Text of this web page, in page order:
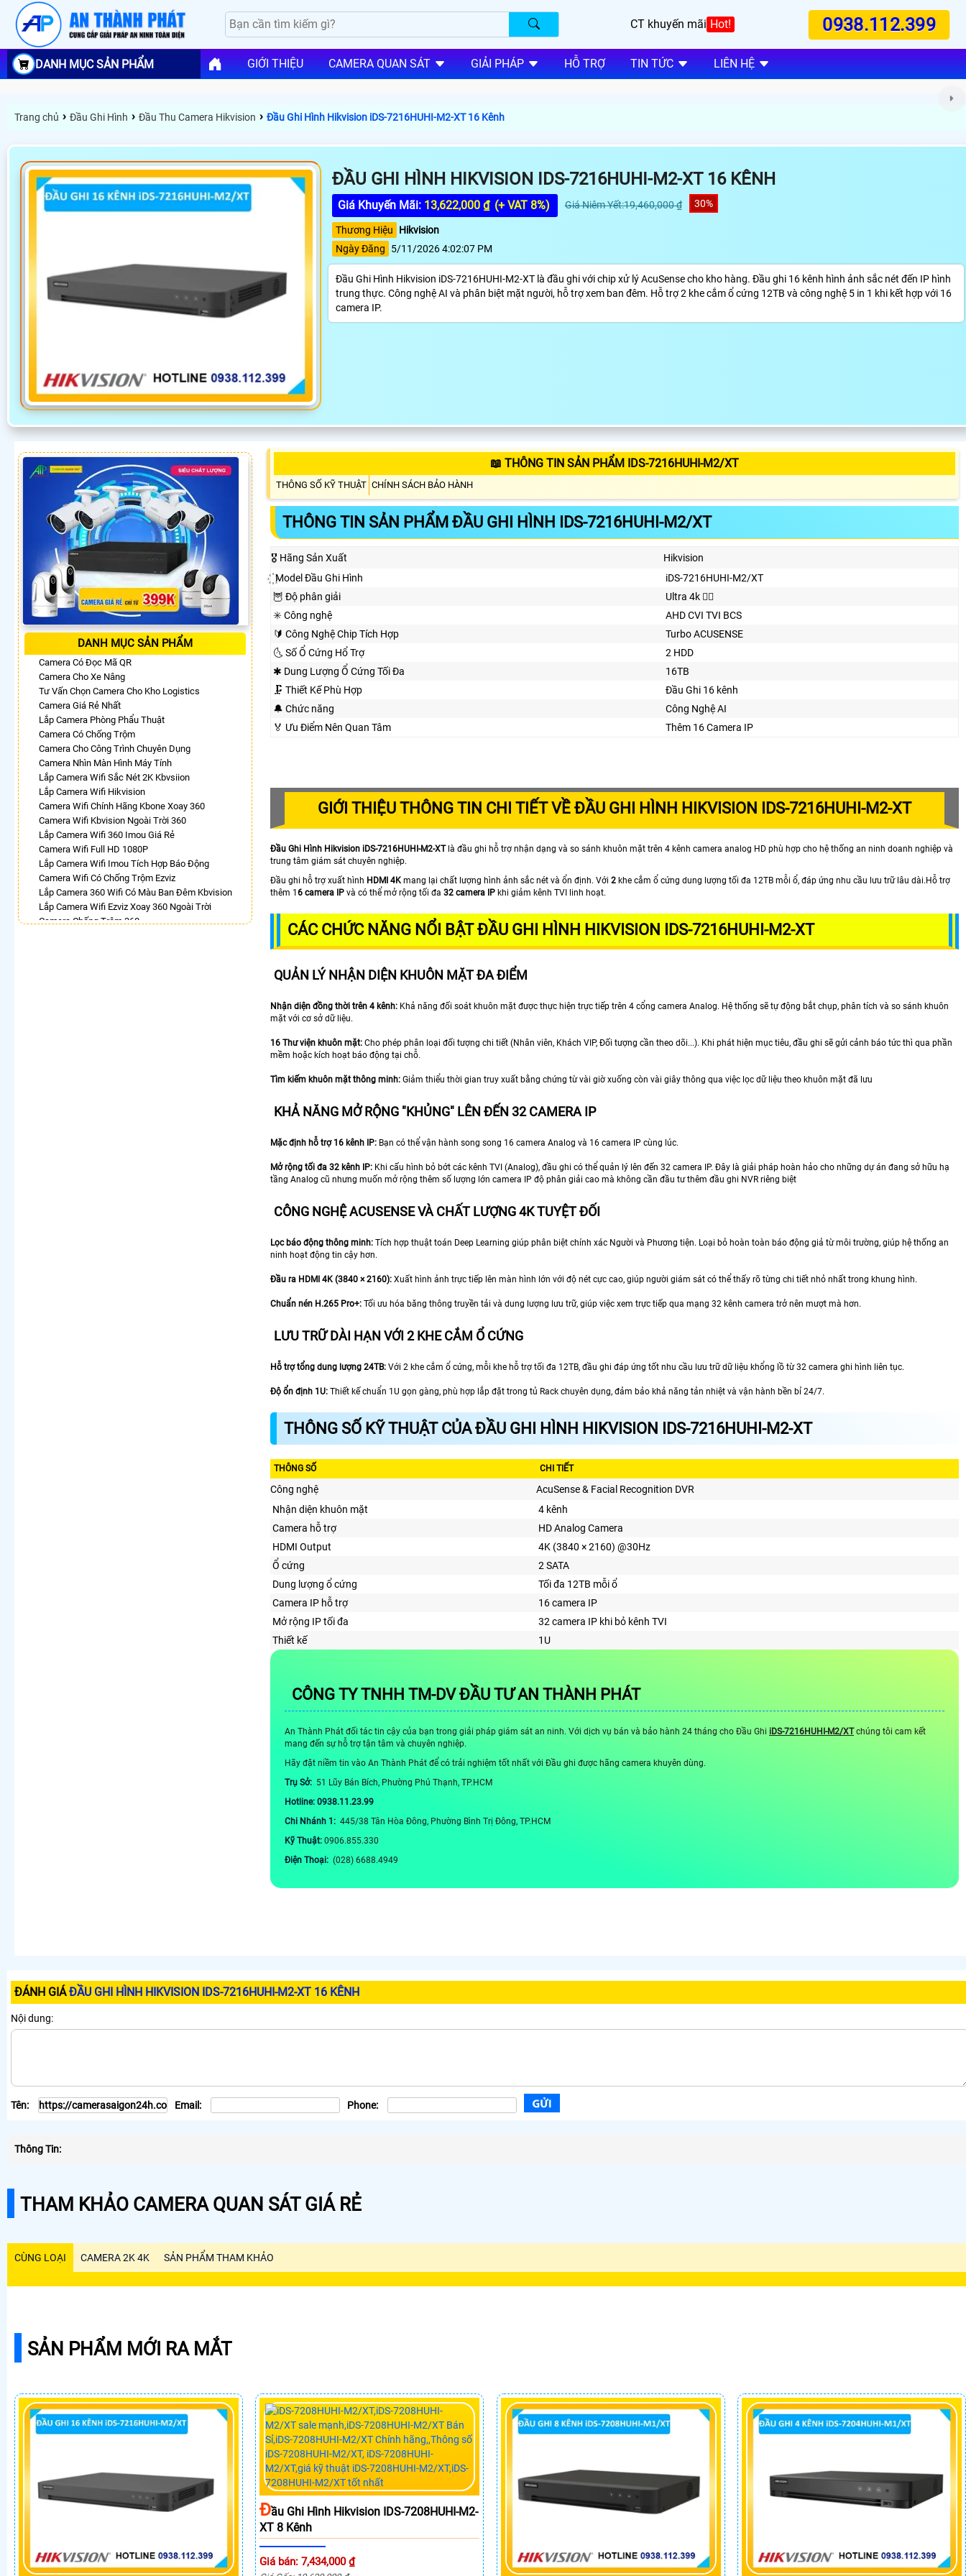
CT khuyến mãi Hot! 0938.112.399
DANH MỤC SẢN PHẨM GIỚI THIỆU CAMERA QUAN SÁT GIẢI PHÁP HỖ TRỢ TIN TỨC LIÊN HỆ
Trang chủ › Đầu Ghi Hình › Đầu Thu Camera Hikvision › Đầu Ghi Hình Hikvision iDS-7216HUHI-M2-XT 16 Kênh
ĐẦU GHI HÌNH HIKVISION IDS-7216HUHI-M2-XT 16 KÊNH
Giá Khuyến Mãi: 13,622,000 ₫ (+ VAT 8%) Giá Niêm Yết:19,460,000 ₫ 30%
Thương Hiệu
Hikvision
Ngày Đăng
5/11/2026 4:02:07 PM
Đầu Ghi Hình Hikvision iDS-7216HUHI-M2-XT là đầu ghi với chip xử lý AcuSense cho kho hàng. Đầu ghi 16 kênh hình ảnh sắc nét đến IP hình
trung thực. Công nghệ AI và phân biệt mặt người, hỗ trợ xem ban đêm. Hỗ trợ 2 khe cắm ổ cứng 12TB và công nghệ 5 in 1 khi kết hợp với 16
camera IP.
DANH MỤC SẢN PHẨM
Camera Có Đọc Mã QR
Camera Cho Xe Nâng
Tư Vấn Chọn Camera Cho Kho Logistics
Camera Giá Rẻ Nhất
Lắp Camera Phòng Phẩu Thuật
Camera Có Chống Trộm
Camera Cho Công Trình Chuyên Dụng
Camera Nhìn Màn Hình Máy Tính
Lắp Camera Wifi Sắc Nét 2K Kbvsiion
Lắp Camera Wifi Hikvision
Camera Wifi Chính Hãng Kbone Xoay 360
Camera Wifi Kbvision Ngoài Trời 360
Lắp Camera Wifi 360 Imou Giá Rẻ
Camera Wifi Full HD 1080P
Lắp Camera Wifi Imou Tích Hợp Báo Động
Camera Wifi Có Chống Trộm Ezviz
Lắp Camera 360 Wifi Có Màu Ban Đêm Kbvision
Lắp Camera Wifi Ezviz Xoay 360 Ngoài Trời
Camera Chống Trộm 360
📖 THÔNG TIN SẢN PHẨM IDS-7216HUHI-M2/XT
THÔNG SỐ KỸ THUẬT CHÍNH SÁCH BẢO HÀNH
THÔNG TIN SẢN PHẨM ĐẦU GHI HÌNH IDS-7216HUHI-M2/XT
🎖️ Hãng Sản Xuất
Hikvision
꙰ Model Đầu Ghi Hình
iDS-7216HUHI-M2/XT
🦉 Độ phân giải
Ultra 4k 👍🏾
✳️ Công nghệ
AHD CVI TVI BCS
🔰 Công Nghệ Chip Tích Hợp
Turbo ACUSENSE
🌜 Số Ổ Cứng Hổ Trợ
2 HDD
✱ Dung Lượng Ổ Cứng Tối Đa
16TB
🗜️ Thiết Kế Phù Hợp
Đầu Ghi 16 kênh
🔔 Chức năng
Công Nghệ AI
️🏅️ Ưu Điểm Nên Quan Tâm
Thêm 16 Camera IP
GIỚI THIỆU THÔNG TIN CHI TIẾT VỀ ĐẦU GHI HÌNH HIKVISION IDS-7216HUHI-M2-XT
Đầu Ghi Hình Hikvision iDS-7216HUHI-M2-XTlà đầu ghi hỗ trợ nhận dạng và so sánh khuôn mặt trên 4 kênh camera analog HD phù hợp cho hệ thống an ninh doanh nghiệp và
trung tâm giám sát chuyên nghiệp.
Đầu ghi hỗ trợ xuất hình HDMI 4K mang lại chất lượng hình ảnh sắc nét và ổn định. Với 2 khe cắm ổ cứng dung lượng tối đa 12TB mỗi ổ, đáp ứng nhu cầu lưu trữ lâu dài.Hỗ trợ
thêm 16 camera IP và có thể mở rộng tối đa 32 camera IP khi giảm kênh TVI linh hoạt.
CÁC CHỨC NĂNG NỔI BẬT ĐẦU GHI HÌNH HIKVISION IDS-7216HUHI-M2-XT
QUẢN LÝ NHẬN DIỆN KHUÔN MẶT ĐA ĐIỂM
Nhận diện đồng thời trên 4 kênh: Khả năng đối soát khuôn mặt được thực hiện trực tiếp trên 4 cổng camera Analog. Hệ thống sẽ tự động bắt chụp, phân tích và so sánh khuôn
mặt với cơ sở dữ liệu.
16 Thư viện khuôn mặt: Cho phép phân loại đối tượng chi tiết (Nhân viên, Khách VIP, Đối tượng cần theo dõi...). Khi phát hiện mục tiêu, đầu ghi sẽ gửi cảnh báo tức thì qua phần
mềm hoặc kích hoạt báo động tại chỗ.
Tìm kiếm khuôn mặt thông minh: Giảm thiểu thời gian truy xuất bằng chứng từ vài giờ xuống còn vài giây thông qua việc lọc dữ liệu theo khuôn mặt đã lưu
KHẢ NĂNG MỞ RỘNG "KHỦNG" LÊN ĐẾN 32 CAMERA IP
Mặc định hỗ trợ 16 kênh IP: Bạn có thể vận hành song song 16 camera Analog và 16 camera IP cùng lúc.
Mở rộng tối đa 32 kênh IP: Khi cấu hình bỏ bớt các kênh TVI (Analog), đầu ghi có thể quản lý lên đến 32 camera IP. Đây là giải pháp hoàn hảo cho những dự án đang sở hữu hạ
tầng Analog cũ nhưng muốn mở rộng thêm số lượng lớn camera IP độ phân giải cao mà không cần đầu tư thêm đầu ghi NVR riêng biệt
CÔNG NGHỆ ACUSENSE VÀ CHẤT LƯỢNG 4K TUYỆT ĐỐI
Lọc báo động thông minh: Tích hợp thuật toán Deep Learning giúp phân biệt chính xác Người và Phương tiện. Loại bỏ hoàn toàn báo động giả từ môi trường, giúp hệ thống an
ninh hoạt động tin cậy hơn.
Đầu ra HDMI 4K (3840 × 2160): Xuất hình ảnh trực tiếp lên màn hình lớn với độ nét cực cao, giúp người giám sát có thể thấy rõ từng chi tiết nhỏ nhất trong khung hình.
Chuẩn nén H.265 Pro+: Tối ưu hóa băng thông truyền tải và dung lượng lưu trữ, giúp việc xem trực tiếp qua mạng 32 kênh camera trở nên mượt mà hơn.
LƯU TRỮ DÀI HẠN VỚI 2 KHE CẮM Ổ CỨNG
Hỗ trợ tổng dung lượng 24TB: Với 2 khe cắm ổ cứng, mỗi khe hỗ trợ tối đa 12TB, đầu ghi đáp ứng tốt nhu cầu lưu trữ dữ liệu khổng lồ từ 32 camera ghi hình liên tục.
Độ ổn định 1U: Thiết kế chuẩn 1U gọn gàng, phù hợp lắp đặt trong tủ Rack chuyên dụng, đảm bảo khả năng tản nhiệt và vận hành bền bỉ 24/7.
THÔNG SỐ KỸ THUẬT CỦA ĐẦU GHI HÌNH HIKVISION IDS-7216HUHI-M2-XT
THÔNG SỐ CHI TIẾT
Công nghệ
AcuSense & Facial Recognition DVR
Nhận diện khuôn mặt
4 kênh
Camera hỗ trợ
HD Analog Camera
HDMI Output
4K (3840 × 2160) @30Hz
Ổ cứng
2 SATA
Dung lượng ổ cứng
Tối đa 12TB mỗi ổ
Camera IP hỗ trợ
16 camera IP
Mở rộng IP tối đa
32 camera IP khi bỏ kênh TVI
Thiết kế
1U
CÔNG TY TNHH TM-DV ĐẦU TƯ AN THÀNH PHÁT
An Thành Phát đối tác tin cậy của bạn trong giải pháp giám sát an ninh. Với dịch vụ bán và bảo hành 24 tháng cho Đầu Ghi iDS-7216HUHI-M2/XT chúng tôi cam kết
mang đến sự hỗ trợ tận tâm và chuyên nghiệp.
Hãy đặt niềm tin vào An Thành Phát để có trải nghiệm tốt nhất với Đầu ghi được hãng camera khuyên dùng.
Trụ Sở: 51 Lũy Bán Bích, Phường Phú Thạnh, TP.HCM
Hotline: 0938.11.23.99
Chi Nhánh 1: 445/38 Tân Hòa Đông, Phường Bình Trị Đông, TP.HCM
Kỹ Thuật: 0906.855.330
Điện Thoại: (028) 6688.4949
ĐÁNH GIÁĐẦU GHI HÌNH HIKVISION IDS-7216HUHI-M2-XT 16 KÊNH
Nội dung:
Tên: Email: Phone:
Thông Tin:
THAM KHẢO CAMERA QUAN SÁT GIÁ RẺ
CÙNG LOẠI CAMERA 2K 4K SẢN PHẨM THAM KHẢO
SẢN PHẨM MỚI RA MẮT
ĐẦu Ghi Hình Hikvision IDS-7208HUHI-M2-
XT 8 Kênh
Giá bán: 7,434,000 ₫